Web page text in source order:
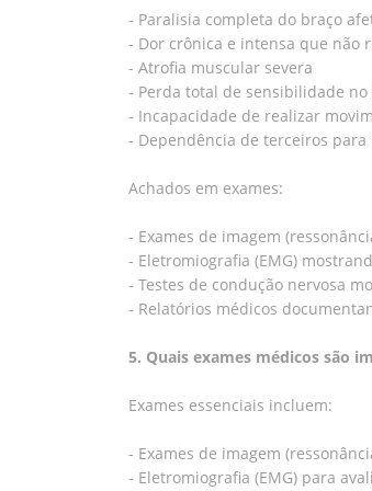
- Paralisia completa do braço
- Dor crônica e intensa que não
- Atrofia muscular severa
- Perda total de sensibilidade no
- Incapacidade de realizar
- Dependência de terceiros
Achados em exames:
- Exames de imagem
- Eletromiografia (EMG)
- Testes de condução nervosa
- Relatórios médicos
5. Quais exames médicos são
Exames essenciais incluem:
- Exames de imagem
- Eletromiografia (EMG) para